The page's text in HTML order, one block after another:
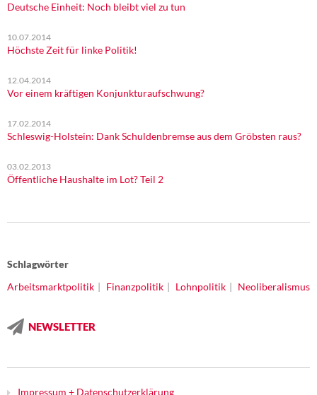
Deutsche Einheit: Noch bleibt viel zu tun
10.07.2014
Höchste Zeit für linke Politik!
12.04.2014
Vor einem kräftigen Konjunkturaufschwung?
17.02.2014
Schleswig-Holstein: Dank Schuldenbremse aus dem Gröbsten raus?
03.02.2013
Öffentliche Haushalte im Lot? Teil 2
Schlagwörter
Arbeitsmarktpolitik
Finanzpolitik Lohnpolitik Neoliberalismus
NEWSLETTER
Impressum + Datenschutzerklärung